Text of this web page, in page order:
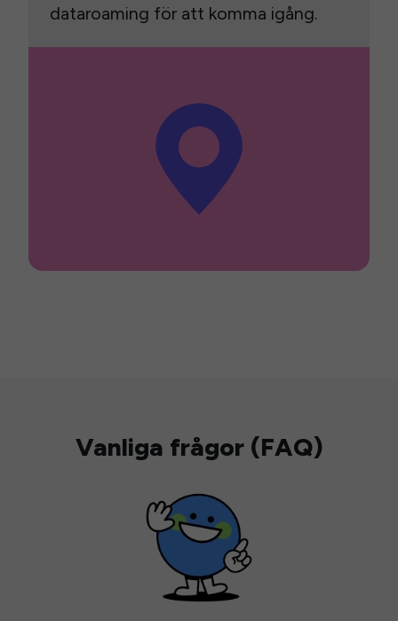
dataroaming för att komma igång.
Vanliga frågor (FAQ)